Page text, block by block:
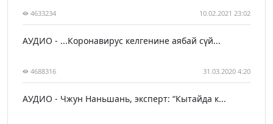
4633234 10.02.2021 23:02
АУДИО - ...Коронавирус келгенине аябай сүй...
4688316 31.03.2020 4:20
АУДИО - Чжун Наньшань, эксперт: “Кытайда к...